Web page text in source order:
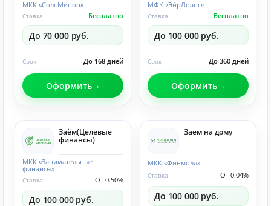
МКК «СольМинор»
Бесплатно
Ставка
До 70 000 руб.
До 168 дней
Срок
Оформить
МФК «ЭйрЛоанс»
Бесплатно
Ставка
До 100 000 руб.
До 360 дней
Срок
Оформить
Заём(Целевые
финансы)
МКК «Занимательные
финансы»
От 0.50%
Ставка
До 100 000 руб.
Заем на дому
МКК «Финмолл»
От 0.04%
Ставка
До 100 000 руб.